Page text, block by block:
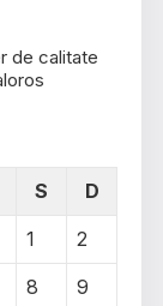
de calitate
S
D
1
2
8
9